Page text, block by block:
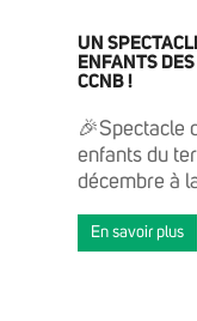
UN
ENFANTS
CCNB !
🎉Spectacle
enfants du
décembre à
En savoir plus